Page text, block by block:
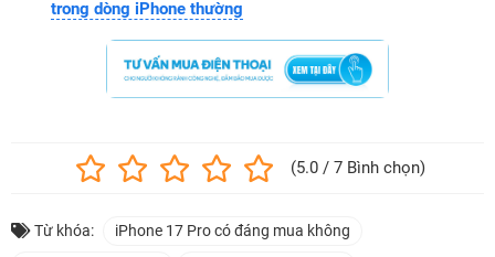
trong dòng iPhone thường
(5.0 / 7 Bình chọn)
Từ khóa:
iPhone 17 Pro có đáng mua không